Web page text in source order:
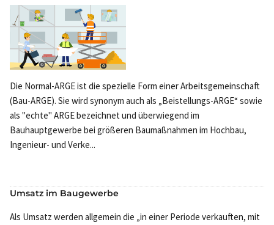
Die Normal-ARGE ist die spezielle Form einer Arbeitsgemeinschaft
(Bau-ARGE). Sie wird synonym auch als „Beistellungs-ARGE“ sowie
als "echte" ARGE bezeichnet und überwiegend im
Bauhauptgewerbe bei größeren Baumaßnahmen im Hochbau,
Ingenieur- und Verke...
Umsatz im Baugewerbe
Als Umsatz werden allgemein die „in einer Periode verkauften, mit